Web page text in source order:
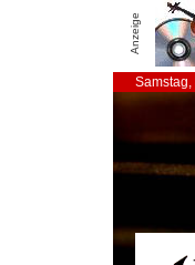
Anzeige
Samstag,